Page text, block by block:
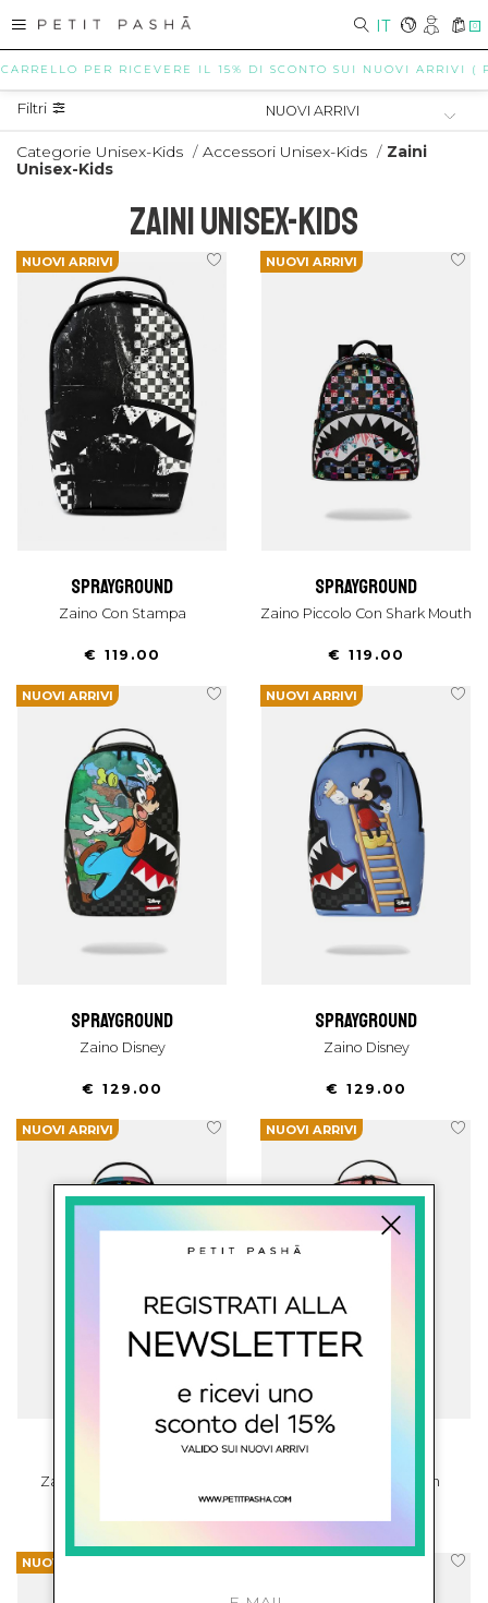
IT 0
PER RICEVERE IL 15% DI SCONTO SUI NUOVI ARRIVI (
Filtri
Categorie Unisex-Kids / Accessori Unisex-Kids / Zaini
Unisex-Kids
ZAINI UNISEX-KIDS
NUOVI ARRIVI
sprayground
Zaino Con Stampa
€ 119.00
NUOVI ARRIVI
sprayground
Zaino Piccolo Con Shark Mouth
€ 119.00
NUOVI ARRIVI
sprayground
Zaino Disney
€ 129.00
NUOVI ARRIVI
sprayground
Zaino Disney
€ 129.00
NUOVI ARRIVI
Zaino Con Pantera Rosa
€ 129.00
NUOVI ARRIVI
Zaino Con Spiderman
€ 110.00
NUOVI ARRIVI